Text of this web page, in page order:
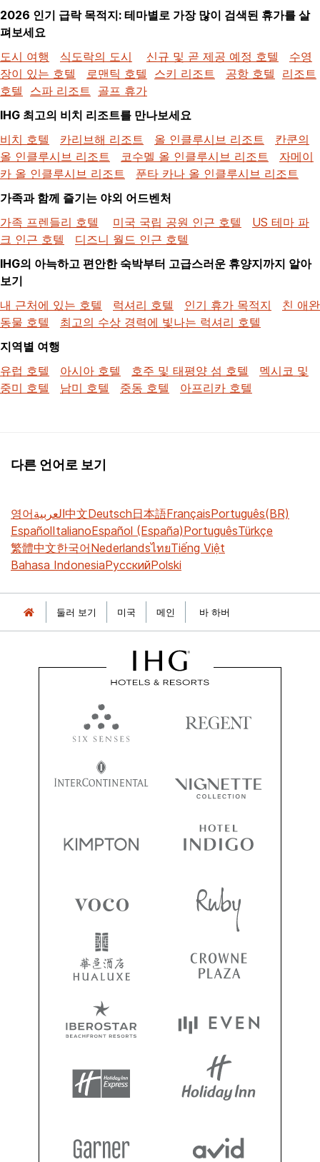
2026 인기 급락 목적지: 테마별로 가장 많이 검색된 휴가를 살
펴보세요
도시 여행
식도락의 도시 신규 및 곧 제공 예정 호텔
수영
장이 있는 호텔
로맨틱 호텔 스키 리조트 공항 호텔
리조트
호텔
스파 리조트
골프 휴가
IHG 최고의 비치 리조트를 만나보세요
비치 호텔
카리브해 리조트 올 인클루시브 리조트
칸쿤의
올 인클루시브 리조트
코수멜 올 인클루시브 리조트
자메이
카 올 인클루시브 리조트
푼타 카나 올 인클루시브 리조트
가족과 함께 즐기는 야외 어드벤처
가족 프렌들리 호텔
미국 국립 공원 인근 호텔
US 테마 파
크 인근 호텔
디즈니 월드 인근 호텔
IHG의 아늑하고 편안한 숙박부터 고급스러운 휴양지까지 알아
보기
내 근처에 있는 호텔
럭셔리 호텔 인기 휴가 목적지
친 애완
동물 호텔
최고의 수상 경력에 빛나는 럭셔리 호텔
지역별 여행
유럽 호텔
아시아 호텔 호주 및 태평양 섬 호텔
멕시코 및
중미 호텔
남미 호텔 중동 호텔 아프리카 호텔
다른 언어로 보기
영어العربية中文Deutsch日本語FrançaisPortuguês(BR)
EspañolItalianoEspañol (España)PortuguêsTürkçe
繁體中文한국어NederlandsไทยTiếng Việt
Bahasa IndonesiaРусскийPolski
둘러 보기 미국 메인 바 하버